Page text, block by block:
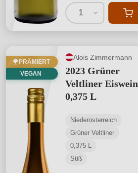
1
PRÄMIERT
VEGAN
Alois Zimmermann
2023 Grüner
Veltliner Eiswein
0,375 L
Niederösterreich
Grüner Veltliner
0,375 L
Süß